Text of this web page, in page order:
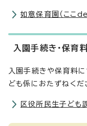
如意保育園（ここde
入園手続き・保育
入園手続きや保育料
ども係におたずねくだ
区役所民生子ども